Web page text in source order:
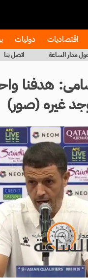
اقتصاديات دوليات
مدار الساعة اتصل بنا
هدفنا
غيره (صور)